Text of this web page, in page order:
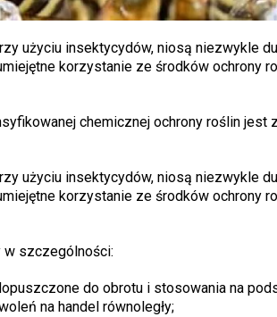
użyciu insektycydów, niosą niezwykle
korzystanie ze środków ochrony
chemicznej ochrony roślin jest
użyciu insektycydów, niosą niezwykle
korzystanie ze środków ochrony
w szczególności:
do obrotu i stosowania na
na handel równoległy;